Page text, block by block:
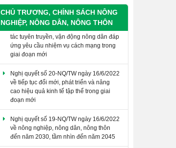
CHỦ TRƯƠNG, CHÍNH SÁCH NÔNG
NGHIỆP, NÔNG DÂN, NÔNG THÔN
ương Hội Nông dân Việt Nam (khóa VIII)
về đổi mới và nâng cao chất lượng công
tác tuyên truyền, vận động nông dân đáp
ứng yêu cầu nhiệm vụ cách mạng trong
giai đoạn mới
Nghị quyết số 20-NQ/TW ngày 16/6/2022
cao hiệu quả kinh tế tập thể trong giai
đoạn mới
Nghị quyết số 19-NQ/TW ngày 16/6/2022
đến năm 2030, tầm nhìn đến năm 2045
Nghị quyết số 18-NQ/TW ngày 16/6/2022